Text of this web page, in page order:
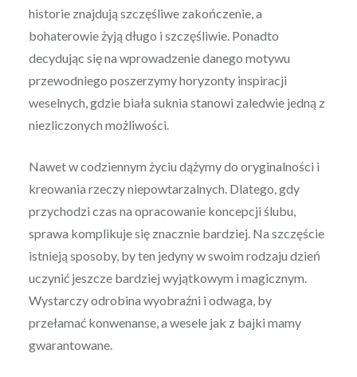
historie znajdują szczęśliwe zakończenie, a
bohaterowie żyją długo i szczęśliwie. Ponadto
decydując się na wprowadzenie danego motywu
przewodniego poszerzymy horyzonty inspiracji
weselnych, gdzie biała suknia stanowi zaledwie jedną z
niezliczonych możliwości.
Nawet w codziennym życiu dążymy do oryginalności i
kreowania rzeczy niepowtarzalnych. Dlatego, gdy
przychodzi czas na opracowanie koncepcji ślubu,
sprawa komplikuje się znacznie bardziej. Na szczęście
istnieją sposoby, by ten jedyny w swoim rodzaju dzień
uczynić jeszcze bardziej wyjątkowym i magicznym.
Wystarczy odrobina wyobraźni i odwaga, by
przełamać konwenanse, a wesele jak z bajki mamy
gwarantowane.